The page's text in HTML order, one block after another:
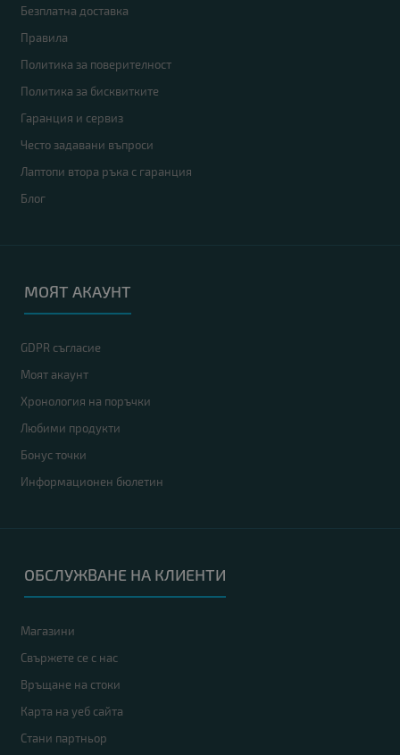
Безплатна доставка
Правила
Политика за поверителност
Политика за бисквитките
Гаранция и сервиз
Често задавани въпроси
Лаптопи втора ръка с гаранция
Блог
МОЯТ АКАУНТ
GDPR съгласие
Моят акаунт
Хронология на поръчки
Любими продукти
Бонус точки
Информационен бюлетин
ОБСЛУЖВАНЕ НА КЛИЕНТИ
Магазини
Свържете се с нас
Връщане на стоки
Карта на уеб сайта
Стани партньор